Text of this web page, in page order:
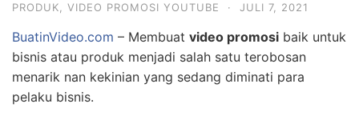
PRODUK, VIDEO PROMOSI YOUTUBE · JULI 7, 2021
BuatinVideo.com – Membuat video promosi baik untuk
bisnis atau produk menjadi salah satu terobosan
menarik nan kekinian yang sedang diminati para
pelaku bisnis.